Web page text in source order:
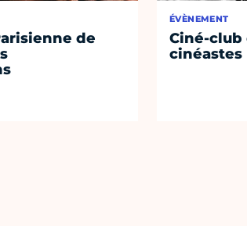
de
ÉVÈNEMENT
Ciné-club
cinéastes